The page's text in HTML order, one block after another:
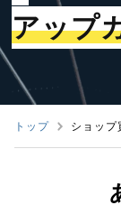
アップ
トップ ショップ